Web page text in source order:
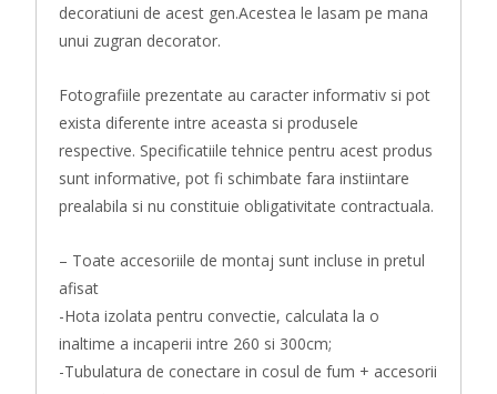
decoratiuni de acest gen.Acestea le lasam pe mana
unui zugran decorator.
Fotografiile prezentate au caracter informativ si pot
exista diferente intre aceasta si produsele
respective. Specificatiile tehnice pentru acest produs
sunt informative, pot fi schimbate fara instiintare
prealabila si nu constituie obligativitate contractuala.
– Toate accesoriile de montaj sunt incluse in pretul
afisat
-Hota izolata pentru convectie, calculata la o
inaltime a incaperii intre 260 si 300cm;
-Tubulatura de conectare in cosul de fum + accesorii